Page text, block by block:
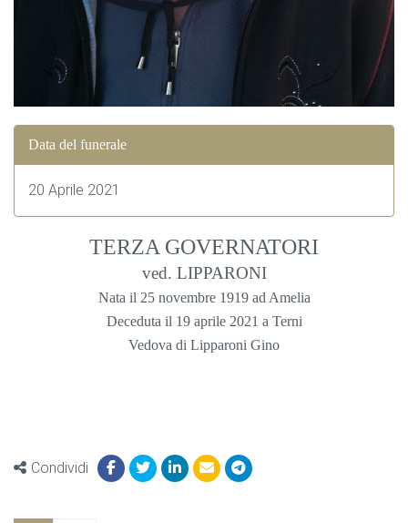
Data del funerale
20 Aprile 2021
TERZA GOVERNATORI
ved. LIPPARONI
Nata il 25 novembre 1919 ad Amelia
Deceduta il 19 aprile 2021 a Terni
Vedova di Lipparoni Gino
Condividi